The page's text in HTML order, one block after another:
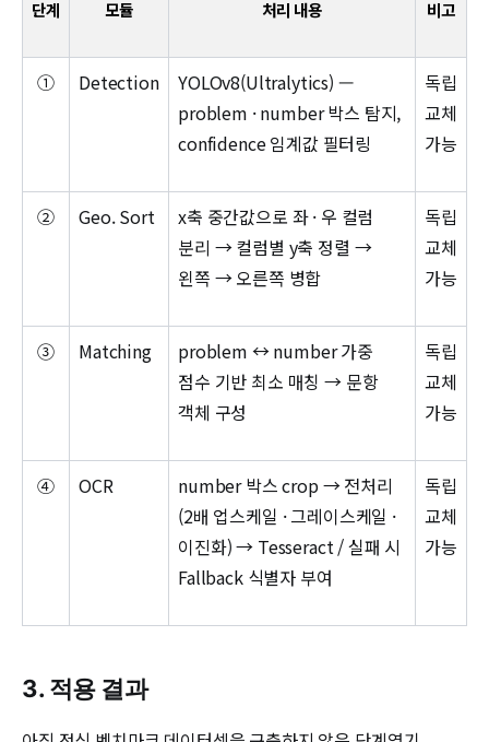
단계 모듈 처리 내용 비고
① Detection
YOLOv8(Ultralytics) —
problem · number 박스 탐지,
confidence 임계값 필터링
독립
교체
가능
② Geo. Sort
x축 중간값으로 좌 · 우 컬럼
분리 → 컬럼별 y축 정렬 →
왼쪽 → 오른쪽 병합
독립
교체
가능
③ Matching
problem ↔ number 가중
점수 기반 최소 매칭 → 문항
객체 구성
독립
교체
가능
④ OCR
number 박스 crop → 전처리
(2배 업스케일 · 그레이스케일 ·
이진화) → Tesseract / 실패 시
Fallback 식별자 부여
독립
교체
가능
3. 적용 결과